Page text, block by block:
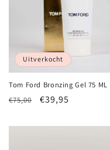
e
:
Uitverkocht
Tom Ford Bronzing Gel 75 ML
Normale
€75,00 Aanbiedingsprijs
€39,95